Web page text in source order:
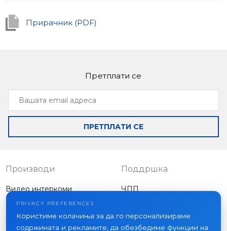
Прирачник (PDF)
Претплати се
Вашата
email
адреса
ПРЕТПЛАТИ СЕ
Производи
Видео интеркоми
Надворешни панели
Друга опрема
Поддршка
ЧПП
Компанија
PRIVACY PREFERENCES
Користиме колачиња за да го персонализираме
содржината и рекламите, да обезбедиме функции на